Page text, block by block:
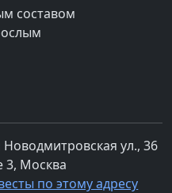
составом
ул., 36
3, Москва
по этому адресу